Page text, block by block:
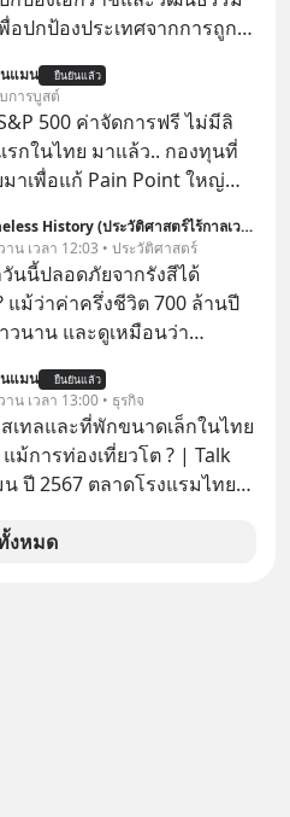
อปกป้องประเทศจากการถูก
“พระเจ้าคาลาคาอัวแห่ง
พระมหากษัตริย์
ดท้ายแห่งราชอาณาจักร
เสด็จพระราชดำเนินเยือนรอบ
รงสร้างสัมพันธไมตรีกับ
ปุ่น ทรงหารือเรื่องการค้าใน
เสด็จพระราชดำเนินเยือน
กลาง และเข้าเฝ้าพระ
า อีกทั้งยังทรงเป็นพระมหา
ะองค์แรกที่เสด็จฯ รอบโลก
แมน ยืนยันแล้ว
การบูสต์
500 ค่าจัดการฟรี ไม่มีลิ
รกในไทย มาแล้ว.. กองทุนที่
าเพื่อแก้ Pain Point ใหญ่
Timeless History (ประวัติศาสตร์ไร้กาลเวลา)
าน เวลา 12:03 • ประวัติศาสตร์
นนี้ปลอดภัยจากรังสีได้
แม้ว่าค่าครึ่งชีวิต 700 ล้านปี
วนาน และดูเหมือนว่า
รายไปอีกยาวนานมาก แต่อัน
สาเหตุหลักที่ทำให้ยูเรเนียม
กคามหลักหลังการทิ้งระเบิด
แมน ยืนยันแล้ว
าน เวลา 13:00 • ธุรกิจ
เทลและที่พักขนาดเล็กในไทย
ม้การท่องเที่ยวโต ? | Talk
ปี 2567 ตลาดโรงแรมไทย
า รายได้กว่า 85% กระจุกอยู่กับ
งหมด